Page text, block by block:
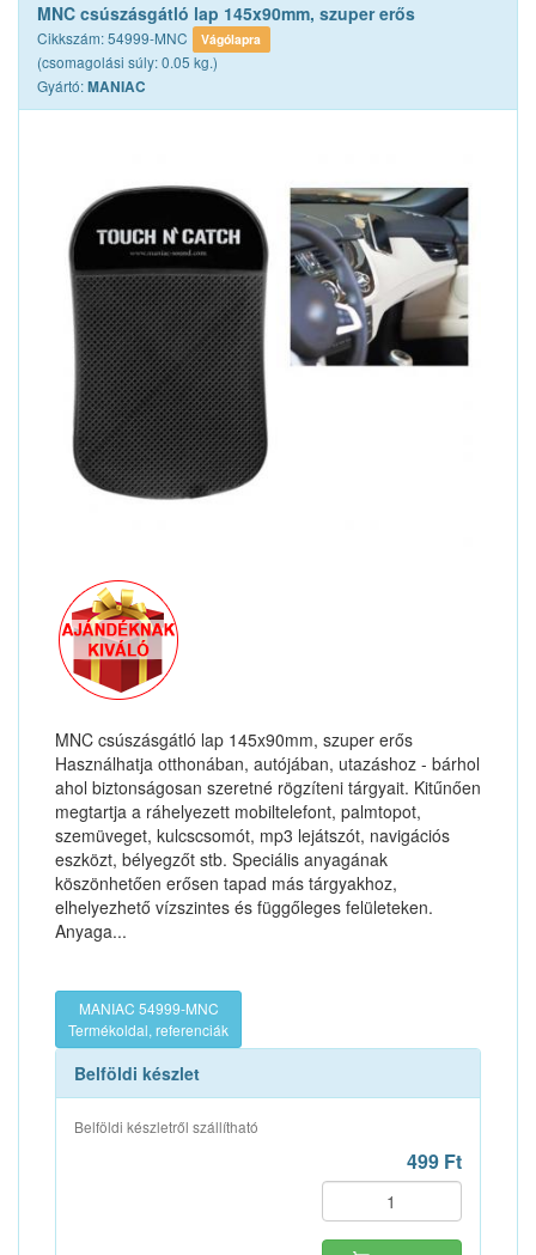
MNC csúszásgátló lap 145x90mm, szuper erős
Cikkszám: 54999-MNC Vágólapra
(csomagolási súly: 0.05 kg.)
Gyártó:MANIAC
MNC csúszásgátló lap 145x90mm, szuper erős
Használhatja otthonában, autójában, utazáshoz - bárhol
ahol biztonságosan szeretné rögzíteni tárgyait. Kitűnően
megtartja a ráhelyezett mobiltelefont, palmtopot,
szemüveget, kulcscsomót, mp3 lejátszót, navigációs
eszközt, bélyegzőt stb. Speciális anyagának
köszönhetően erősen tapad más tárgyakhoz,
elhelyezhető vízszintes és függőleges felületeken.
Anyaga...
MANIAC 54999-MNC
Termékoldal, referenciák
Belföldi készlet
Belföldi készletről szállítható
499 Ft